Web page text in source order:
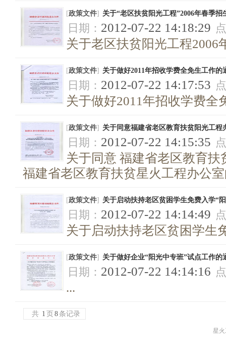
[政策文件] 关于“老区扶贫阳光工程”2006年春季招
日期： 2012-07-22 14:18:29
关于老区扶贫阳光工程2006
[政策文件] 关于做好2011年招收学费全免生工作的
日期： 2012-07-22 14:17:53
关于做好2011年招收学费全
[政策文件] 关于同意福建省老区教育扶贫阳光工程
日期： 2012-07-22 14:15:35
关于同意 福建省老区教育
福建省老区教育扶贫星火工程办公
[政策文件] 关于启动扶持老区贫困学生免费入学“
日期： 2012-07-22 14:14:49
关于启动扶持老区贫困学生
[政策文件] 关于做好企业“阳光中专班”试点工作的
日期： 2012-07-22 14:14:16
...
共 1 页 8 条记录
星